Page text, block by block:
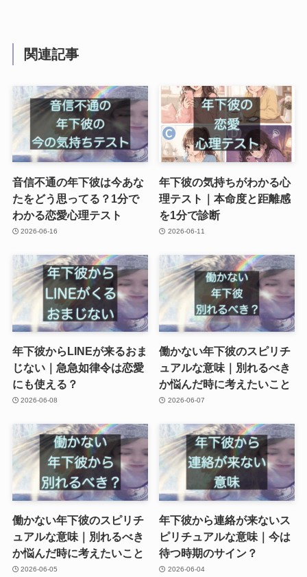
関連記事
音信不通の年下彼は今あな
たをどう思ってる？1分で
わかる恋愛心理テスト
2026-06-16
年下彼の気持ちがわかる心
理テスト｜本命度と距離感
を1分で診断
2026-06-11
年下彼からLINEが来るおま
じない｜急急如律令は恋愛
にも使える？
2026-06-08
働かない年下彼のスピリチ
ュアルな意味｜別れるべき
か悩んだ時に考えたいこと
2026-06-07
働かない年下彼のスピリチ
ュアルな意味｜別れるべき
か悩んだ時に考えたいこと
2026-06-05
年下彼から連絡が来ないス
ピリチュアルな意味｜今は
待つ時期のサイン？
2026-06-04